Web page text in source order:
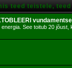
teed teistele,
See toitub 20